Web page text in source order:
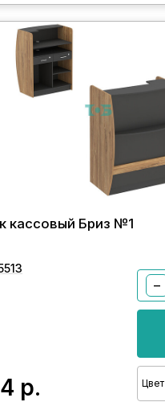
кассовый Бриз №1
р.
−
Цвет